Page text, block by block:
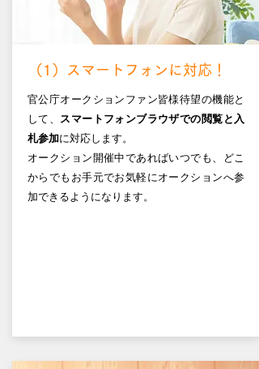
​（1）スマートフォンに対応！
官公庁オークションファン皆様待望の機能と
して、 スマートフォンブラウザでの閲覧と入
札参加に対応します。
オークション開催中であればいつでも、どこ
からでもお手元でお気軽にオークションへ参
加できるようになります。